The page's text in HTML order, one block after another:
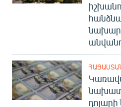
«Ազատության» բոլոր
դոլարի